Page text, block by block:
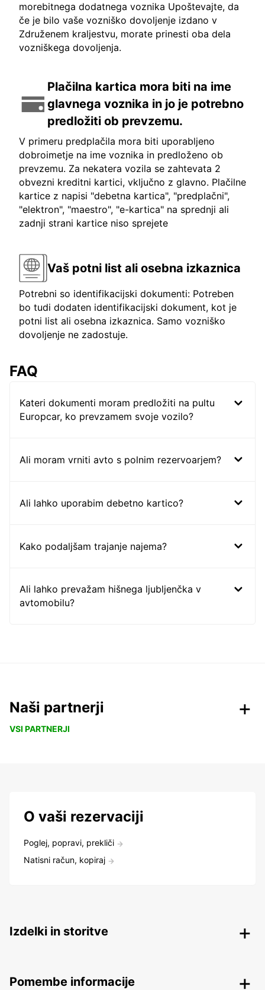
morebitnega dodatnega voznika Upoštevajte, da
če je bilo vaše vozniško dovoljenje izdano v
Združenem kraljestvu, morate prinesti oba dela
vozniškega dovoljenja.
Plačilna kartica mora biti na ime
glavnega voznika in jo je potrebno
predložiti ob prevzemu.
V primeru predplačila mora biti uporabljeno
dobroimetje na ime voznika in predloženo ob
prevzemu. Za nekatera vozila se zahtevata 2
obvezni kreditni kartici, vključno z glavno. Plačilne
kartice z napisi "debetna kartica", "predplačni",
"elektron", "maestro", "e-kartica" na sprednji ali
zadnji strani kartice niso sprejete
Vaš potni list ali osebna izkaznica
Potrebni so identifikacijski dokumenti: Potreben
bo tudi dodaten identifikacijski dokument, kot je
potni list ali osebna izkaznica. Samo vozniško
dovoljenje ne zadostuje.
FAQ
Kateri dokumenti moram predložiti na pultu
Europcar, ko prevzamem svoje vozilo?
Ali moram vrniti avto s polnim rezervoarjem?
Ali lahko uporabim debetno kartico?
Kako podaljšam trajanje najema?
Ali lahko prevažam hišnega ljubljenčka v
avtomobilu?
Naši partnerji
VSI PARTNERJI
O vaši rezervaciji
Poglej, popravi, prekliči
Natisni račun, kopiraj
Izdelki in storitve
Pomembe informacije